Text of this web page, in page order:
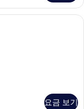
면 시트, 고급 침구, 객실 내
요금 보기